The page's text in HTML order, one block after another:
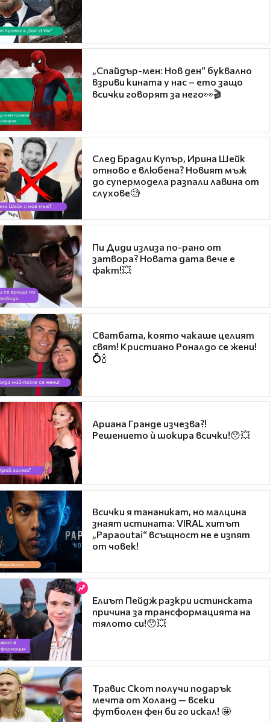
„Спайдър-мен: Нов ден“ буквално
взриви кината у нас – ето защо
всички говорят за него👀🎬
След Брадли Купър, Ирина Шейк
отново е влюбена? Новият мъж
до супермодела разпали лавина от
слухове🧐
Пи Диди излиза по-рано от
затвора? Новата дата вече е
факт!💥
Сватбата, която чакаше целият
свят! Кристиано Роналдо се жени!
💍🍾
Ариана Гранде изчезва?!
Решението ѝ шокира всички!😯💥
Всички я тананикат, но малцина
знаят истината: VIRAL хитът
„Papaoutai“ всъщност не е изпят
от човек!
Елиът Пейдж разкри истинската
причина за трансформацията на
тялото си!😯💥
Травис Скот получи подарък
мечта от Холанд — всеки
футболен фен би го искал! 🤩